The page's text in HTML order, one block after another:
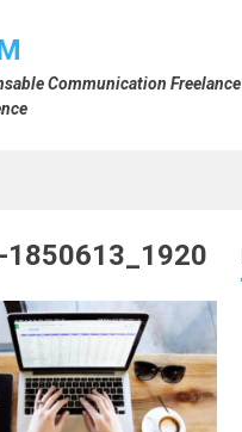
Communication
1850613_1920